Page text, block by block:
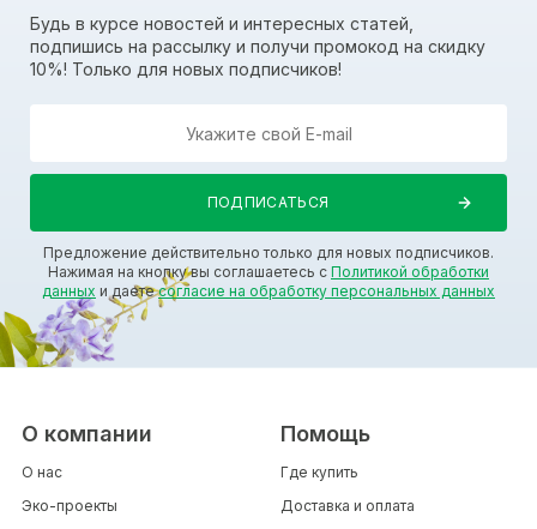
Будь в курсе новостей и интересных статей,
подпишись на рассылку и получи промокод на скидку
10%! Только для новых подписчиков!
Предложение действительно только для новых подписчиков.
Нажимая на кнопку вы соглашаетесь с Политикой обработки
данных и даетесогласие на обработку персональных данных
О компании
О нас
Эко-проекты
Помощь
Где купить
Доставка и оплата